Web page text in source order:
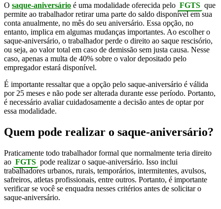
O saque-aniversário é uma modalidade oferecida pelo FGTS que
permite ao trabalhador retirar uma parte do saldo disponível em sua
conta anualmente, no mês do seu aniversário. Essa opção, no
entanto, implica em algumas mudanças importantes. Ao escolher o
saque-aniversário, o trabalhador perde o direito ao saque rescisório,
ou seja, ao valor total em caso de demissão sem justa causa. Nesse
caso, apenas a multa de 40% sobre o valor depositado pelo
empregador estará disponível.
É importante ressaltar que a opção pelo saque-aniversário é válida
por 25 meses e não pode ser alterada durante esse período. Portanto,
é necessário avaliar cuidadosamente a decisão antes de optar por
essa modalidade.
Quem pode realizar o saque-aniversário?
Praticamente todo trabalhador formal que normalmente teria direito
ao FGTS pode realizar o saque-aniversário. Isso inclui
trabalhadores urbanos, rurais, temporários, intermitentes, avulsos,
safreiros, atletas profissionais, entre outros. Portanto, é importante
verificar se você se enquadra nesses critérios antes de solicitar o
saque-aniversário.